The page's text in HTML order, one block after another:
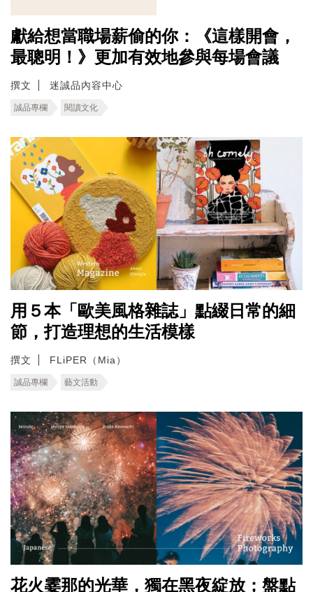
獻給想當職場薪偷的你：《這樣開會，
最聰明！》更加有效地參與每場會議
撰文 迷誠品內容中心
誠品專欄 閱讀文化
用５本「歐美風格雜誌」點綴日常的細
節，打造理想的生活模樣
撰文 FLiPER（Mia）
誠品專欄 藝文活動
花火霎那的光華，獨在黑夜綻放；盤點